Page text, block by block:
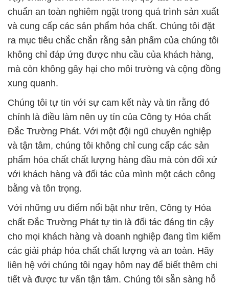
mà còn không gây hại cho môi trường và cộng đồng
xung quanh.
Chúng tôi tự tin với sự cam kết này và tin rằng đó
chính là điều làm nên uy tín của Công ty Hóa chất
Đắc Trường Phát. Với một đội ngũ chuyên nghiệp
và tận tâm, chúng tôi không chỉ cung cấp các sản
phẩm hóa chất chất lượng hàng đầu mà còn đối xử
với khách hàng và đối tác của mình một cách công
bằng và tôn trọng.
Với những ưu điểm nổi bật như trên, Công ty Hóa
chất Đắc Trường Phát tự tin là đối tác đáng tin cậy
cho mọi khách hàng và doanh nghiệp đang tìm kiếm
các giải pháp hóa chất chất lượng và an toàn. Hãy
liên hệ với chúng tôi ngay hôm nay để biết thêm chi
tiết và được tư vấn tận tâm. Chúng tôi sẵn sàng hỗ
trợ bạn trong mọi khía cạnh để đảm bảo sự thành
công của bạn trong ngành công nghiệp.
# Đơn vị chuyên kinh doanh ■ bán hóa chất hóa
chất Na2SiO3 / Natri Silicat Lỏng tại Bến Tre